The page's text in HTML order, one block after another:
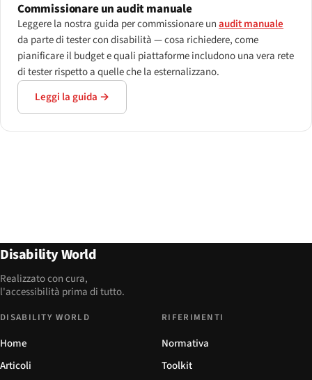
Commissionare un audit manuale
Leggere la nostra guida per commissionare unaudit manuale
da parte di tester con disabilità — cosa richiedere, come
pianificare il budget e quali piattaforme includono una vera rete
di tester rispetto a quelle che la esternalizzano.
Leggi la guida →
Disability World
Realizzato con cura,
l'accessibilità prima di tutto.
DISABILITY WORLD
Home
Articoli
RIFERIMENTI
Normativa
Toolkit